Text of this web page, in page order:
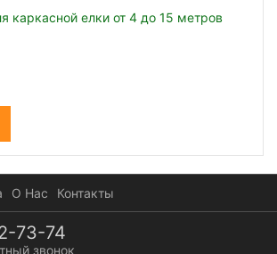
каркасной елки от 4 до 15 метров
О Нас Контакты
73-74
звонок